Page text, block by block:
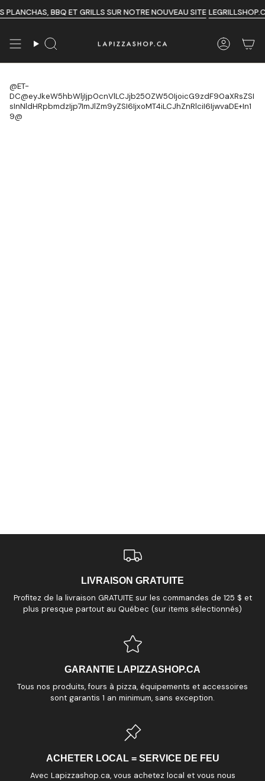
au
de
BBQ ET GRILLS SUR NOTRE NOUVEAU SITE LEGRILLSHOP.CA
Recherche Compte
@ET-
DC@eyJkeW5hbWljIjp0cnVlLCJjb250ZW50IjoicG9zdF90aXRsZSI
sInNldHRpbmdzIjp7ImJlZm9yZSI6IjxoMT4iLCJhZnRlciI6IjwvaDE+In1
9@
LIVRAISON GRATUITE
Profitez de la livraison GRATUITE sur les commandes de 125 $ et
plus presque partout au Québec (sur items sélectionnés)
GARANTIE LAPIZZASHOP.CA
Tous nos produits, fours à pizza, équipements et accessoires
sont garantis 1 an minimum, sans exception.
ACHETER LOCAL = SERVICE DE FEU
Avec Lapizzashop.ca, vous achetez local et vous nous